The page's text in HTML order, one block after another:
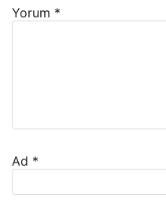
Yorum *
Ad *